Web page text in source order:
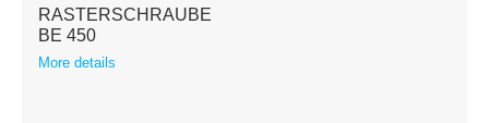
RASTERSCHRAUBE
BE 450
More details